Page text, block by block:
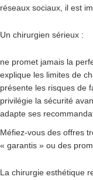
réseaux sociaux, il est
Un chirurgien sérieux :
ne promet jamais la
explique les limites de
présente les risques de
privilégie la sécurité
adapte ses
Méfiez-vous des offres
« garantis » ou des
La chirurgie esthétique